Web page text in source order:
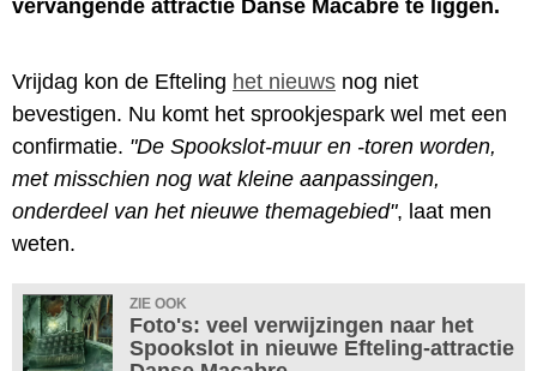
vervangende attractie Danse Macabre te liggen.
Vrijdag kon de Efteling het nieuws nog niet
bevestigen. Nu komt het sprookjespark wel met een
confirmatie. "De Spookslot-muur en -toren worden,
met misschien nog wat kleine aanpassingen,
onderdeel van het nieuwe themagebied", laat men
weten.
ZIE OOK
Foto's: veel verwijzingen naar het
Spookslot in nieuwe Efteling-attractie